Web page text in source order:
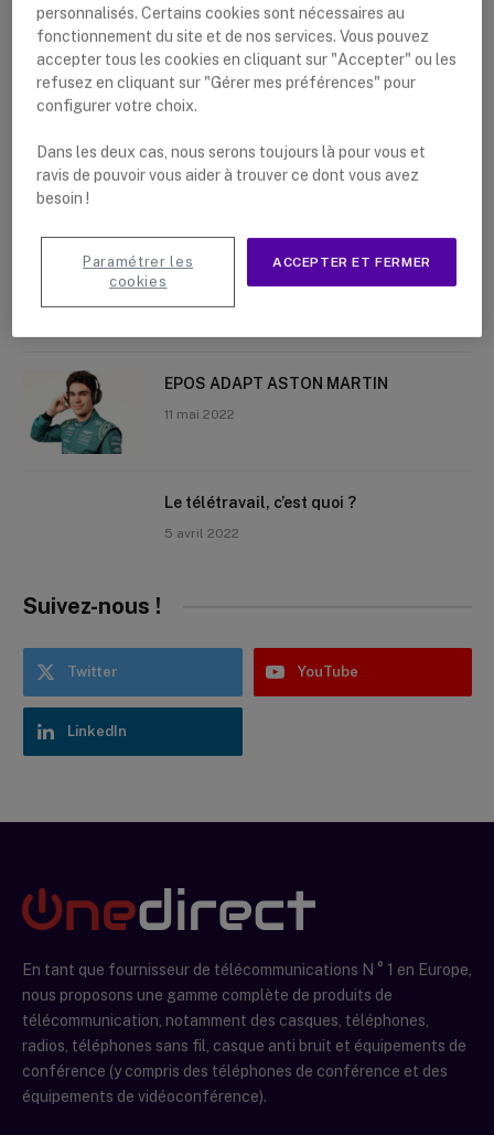
Nouveaux articles
La meilleure tablette pour une
utilisation professionnelle
Motorola CLP446e et Motorola CLP446
EPOS ADAPT ASTON MARTIN
11 mai 2022
Le télétravail, c’est quoi ?
5 avril 2022
Suivez-nous !
Twitter YouTube
LinkedIn
En tant que fournisseur de télécommunications N ° 1 en Europe,
nous proposons une gamme complète de produits de
télécommunication, notamment des casques, téléphones,
radios, téléphones sans fil, casque anti bruit et équipements de
conférence (y compris des téléphones de conférence et des
équipements de vidéoconférence).
personnalisés. Certains cookies sont nécessaires au
fonctionnement du site et de nos services. Vous pouvez
accepter tous les cookies en cliquant sur "Accepter" ou les
refusez en cliquant sur "Gérer mes préférences" pour
configurer votre choix.
Dans les deux cas, nous serons toujours là pour vous et
ravis de pouvoir vous aider à trouver ce dont vous avez
besoin !
ACCEPTER ET FERMER
Paramétrer les
cookies